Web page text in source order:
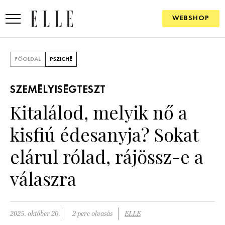
WEBSHOP
SZÉPSÉG
PSZICHÉ
PÁRKAPCSOLAT
FŐOLDAL PSZICHÉ
SZEMÉLYISÉGTESZT
Kitalálod, melyik nő a
kisfiú édesanyja? Sokat
elárul rólad, rájössz-e a
válaszra
2025. október 20. 2 perc olvasás ELLE